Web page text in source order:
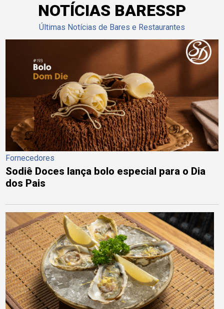
NOTÍCIAS BARESSP
Últimas Notícias de Bares e Restaurantes
Fornecedores
Sodiê Doces lança bolo especial para o Dia
dos Pais